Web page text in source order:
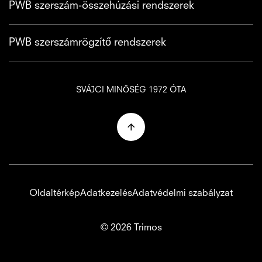
PWB szerszám-összehúzási rendszerek
PWB szerszámrögzítő rendszerek
SVÁJCI MINŐSÉG 1972 ÓTA
OldaltérképAdatkezelésAdatvédelmi szabályzat
© 2026 Trimos